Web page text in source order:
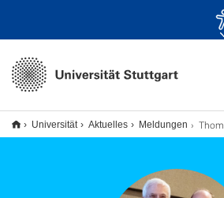
Universität Aktuelles Meldungen Thomas Ertl erhält